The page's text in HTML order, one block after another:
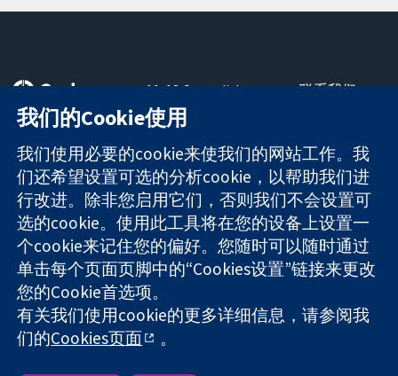
可信任的证据
知情决定
更完善的医疗健
康
11-13 Cavendish
Square
London
W1G 0AN
United Kingdom
联系我们
关于我们
工作机会
Cochrane
Library
The Cochrane Collaboration is a charity (no. 1045921) and a
company limited by guarantee (no. 03044323) registered in
England & Wales. VAT registration number GB 718 2127 49.
版权所有：© 2026 Cochrane协作网
网站条款与条件| 免责声明|隐私权
我们的Cookie使用
我们使用必要的cookie来使我们的网站工作。我
们还希望设置可选的分析cookie，以帮助我们进
行改进。除非您启用它们，否则我们不会设置可
选的cookie。使用此工具将在您的设备上设置一
个cookie来记住您的偏好。您随时可以随时通过
单击每个页面页脚中的“Cookies设置”链接来更改
您的Cookie首选项。
有关我们使用cookie的更多详细信息，请参阅我
们的Cookies页面 。